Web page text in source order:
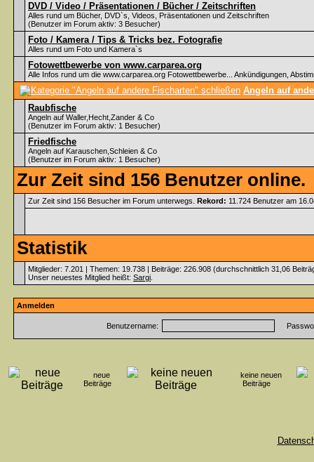
DVD / Video / Präsentationen / Bücher / Zeitschriften
Alles rund um Bücher, DVD`s, Videos, Präsentationen und Zeitschriften
(Benutzer im Forum aktiv: 3 Besucher)
Foto / Kamera / Tips & Tricks bez. Fotografie
Alles rund um Foto und Kamera`s
Fotowettbewerbe von www.carparea.org
Alle Infos rund um die www.carparea.org Fotowettbewerbe... Ankündigungen,
Angeln auf
Raubfische
Angeln auf Waller,Hecht,Zander & Co
(Benutzer im Forum aktiv: 1 Besucher)
Friedfische
Angeln auf Karauschen,Schleien & Co
(Benutzer im Forum aktiv: 1 Besucher)
Zur Zeit sind 156 Benutzer online.
Zur Zeit sind 156 Besucher im Forum unterwegs. Rekord: 11.724 Benutzer am
Statistik
Mitglieder: 7.201 | Themen: 19.738 | Beiträge: 226.908 (durchschnittlich 31,06
Unser neuestes Mitglied heißt: Sargi
Anmelden
Benutzername:
neue
Beiträge
keine neuen
Beiträge